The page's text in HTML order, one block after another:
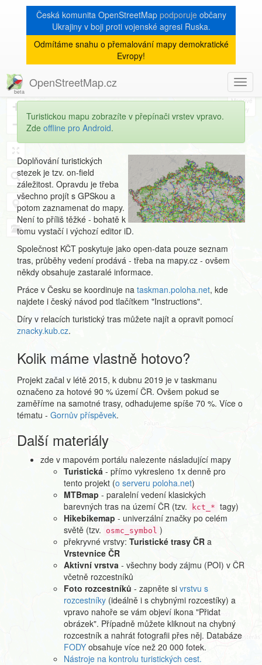
Česká komunita OpenStreetMap podporujeobčany
Ukrajiny v boji proti vojenské agresi Ruska.
Odmítáme snahu o přemalování mapy demokratické
Evropy!
OpenStreetMap.cz
8
+
−
Mapování turistických
stezek
Turistickou mapu zobrazíte v přepínači vrstev vpravo.
Zde offline pro Android.
Doplňování turistických
stezek je tzv. on-field
záležitost. Opravdu je třeba
všechno projít s GPSkou a
potom zaznamenat do mapy.
Není to příliš těžké - bohatě k
tomu vystačí i výchozí editor iD.
Společnost KČT poskytuje jako open-data pouze seznam
tras, průběhy vedení prodává - třeba na mapy.cz - ovšem
někdy obsahuje zastaralé informace.
Práce v Česku se koordinuje na taskman.poloha.net, kde
najdete i český návod pod tlačítkem "Instructions".
Díry v relacích turistický tras můžete najít a opravit pomocí
znacky.kub.cz.
Kolik máme vlastně hotovo?
Projekt začal v létě 2015, k dubnu 2019 je v taskmanu
označeno za hotové 90 % území ČR. Ovšem pokud se
zaměříme na samotné trasy, odhadujeme spíše 70 %. Více o
tématu - Gornův příspěvek.
Další materiály
zde v mapovém portálu nalezente násladující mapy
Turistická - přímo vykresleno 1x denně pro
tento projekt (o serveru poloha.net)
MTBmap - paralelní vedení klasických
barevných tras na území ČR (tzv.
kct_* tagy)
Hikebikemap - univerzální značky po celém
světě (tzv.
osmc_symbol )
překryvné vrstvy: Turistické trasy ČR a
Vrstevnice ČR
Aktivní vrstva - všechny body zájmu (POI) v ČR
včetně rozcestníků
Foto rozcestníků - zapněte si vrstvu s
rozcestníky (ideálně i s chybnými rozcestíky) a
vpravo nahoře se vám objeví ikona "Přidat
obrázek". Případně můžete kliknout na chybný
rozcestník a nahrát fotografii přes něj. Databáze
FODY obsahuje více než 20 000 fotek.
Nástroje na kontrolu turistických cest.